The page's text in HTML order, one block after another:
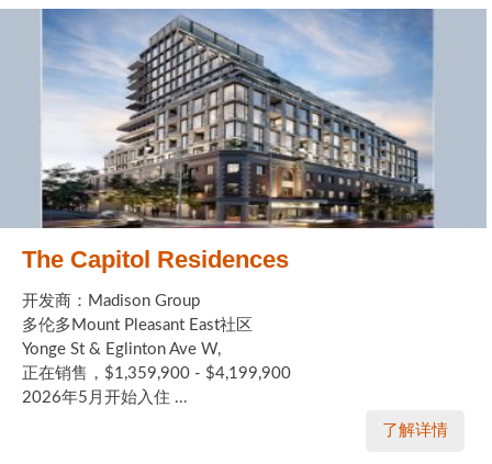
The Capitol Residences
开发商：Madison Group
多伦多Mount Pleasant East社区
Yonge St & Eglinton Ave W,
正在销售，$1,359,900 - $4,199,900
2026年5月开始入住 ...
了解详情